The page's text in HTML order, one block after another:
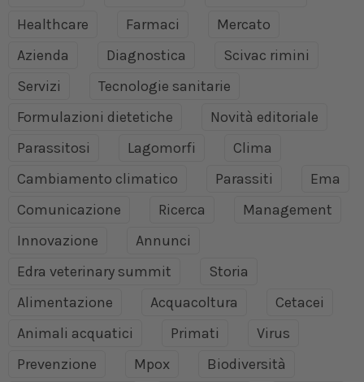
Healthcare
Farmaci
Mercato
Azienda
Diagnostica
Scivac rimini
Servizi
Tecnologie sanitarie
Formulazioni dietetiche
Novità editoriale
Parassitosi
Lagomorfi
Clima
Cambiamento climatico
Parassiti
Ema
Comunicazione
Ricerca
Management
Innovazione
Annunci
Edra veterinary summit
Storia
Alimentazione
Acquacoltura
Cetacei
Animali acquatici
Primati
Virus
Prevenzione
Mpox
Biodiversità